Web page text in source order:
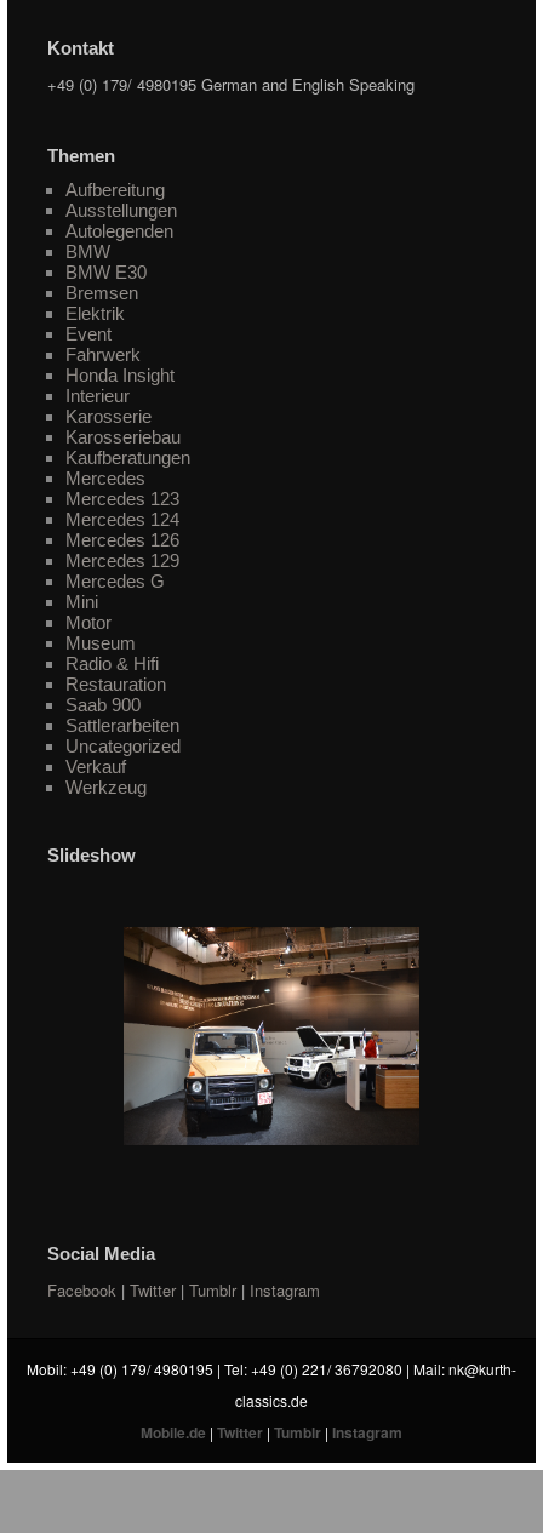
Kontakt
+49 (0) 179/ 4980195 German and English Speaking
Themen
Aufbereitung
Ausstellungen
Autolegenden
BMW
BMW E30
Bremsen
Elektrik
Event
Fahrwerk
Honda Insight
Interieur
Karosserie
Karosseriebau
Kaufberatungen
Mercedes
Mercedes 123
Mercedes 124
Mercedes 126
Mercedes 129
Mercedes G
Mini
Motor
Museum
Radio & Hifi
Restauration
Saab 900
Sattlerarbeiten
Uncategorized
Verkauf
Werkzeug
Slideshow
Social Media
Facebook |Twitter |Tumblr | Instagram
Mobil: +49 (0) 179/ 4980195 | Tel: +49 (0) 221/ 36792080 | Mail:nk@kurth-
classics.de
Mobile.de | Twitter | Tumblr | Instagram